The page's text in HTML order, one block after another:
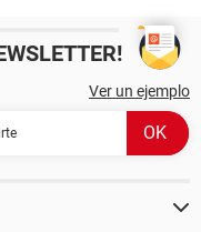
Ver un ejemplo